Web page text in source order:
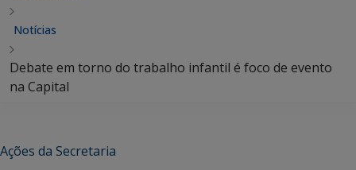
Notícias
Debate em torno do trabalho infantil é foco de evento
na Capital
Ações da Secretaria